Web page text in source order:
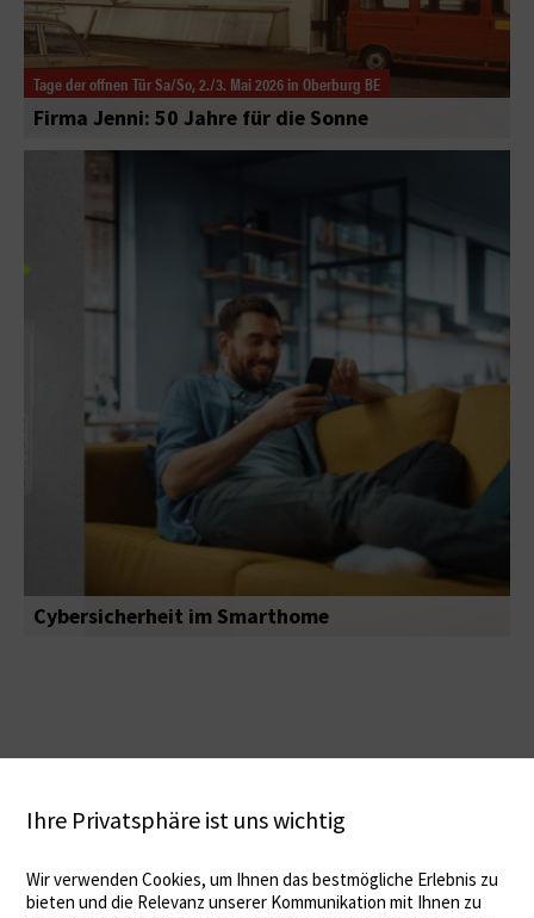
Tage der offnen Tür Sa/So, 2./3. Mai 2026 in Oberburg BE
Firma Jenni: 50 Jahre für die Sonne
Cybersicherheit im Smarthome
Ihre Privatsphäre ist uns wichtig
Wir verwenden Cookies, um Ihnen das bestmögliche Erlebnis zu
bieten und die Relevanz unserer Kommunikation mit Ihnen zu